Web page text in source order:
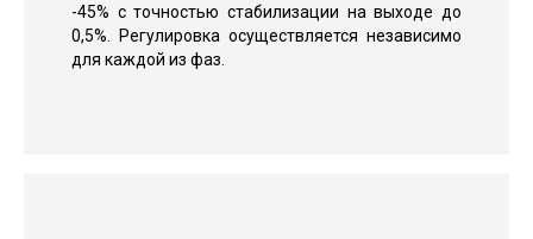
-45% с точностью стабилизации на выходе до
0,5%. Регулировка осуществляется независимо
для каждой из фаз.